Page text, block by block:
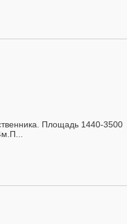
Площадь 1440-3500